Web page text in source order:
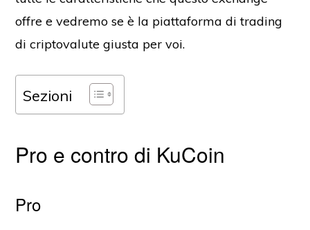
offre e vedremo se è la piattaforma di trading
di criptovalute giusta per voi.
Sezioni
Pro e contro di KuCoin
Pro